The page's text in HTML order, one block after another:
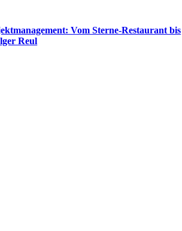
Vom Sterne-Restaurant bis
Reul